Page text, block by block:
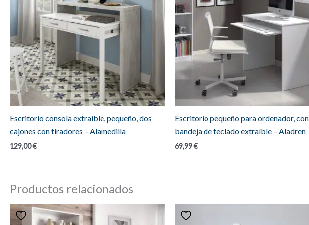
Escritorio consola extraíble, pequeño, dos
cajones con tiradores – Alamedilla
129,00€
Escritorio pequeño para ordenador, con
bandeja de teclado extraíble – Aladren
69,99€
Productos relacionados